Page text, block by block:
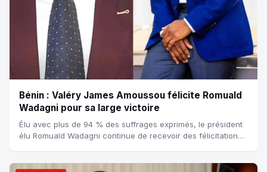
Bénin : Valéry James Amoussou félicite Romuald
Wadagni pour sa large victoire
Élu avec plus de 94 % des suffrages exprimés, le président
élu Romuald Wadagni continue de recevoir des félicitations